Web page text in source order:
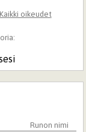
Kaikki oikeudet
Runon nimi